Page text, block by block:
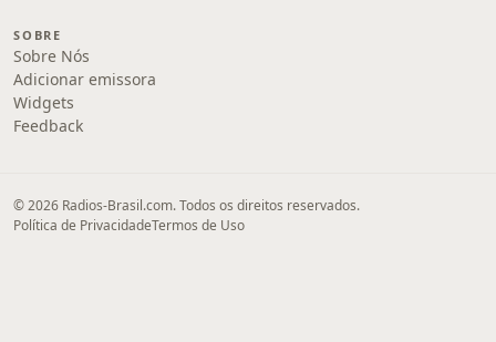
SOBRE
Sobre Nós
Adicionar emissora
Widgets
Feedback
© 2026 Radios-Brasil.com. Todos os direitos reservados.
Política de PrivacidadeTermos de Uso